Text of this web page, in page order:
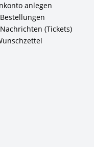
anlegen
(Tickets)